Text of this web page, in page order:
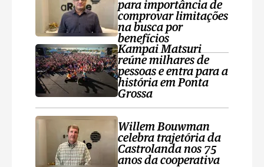
para importância de
comprovar limitações
na busca por
benefícios
Kampai Matsuri
reúne milhares de
pessoas e entra para a
história em Ponta
Grossa
Willem Bouwman
celebra trajetória da
Castrolanda nos 75
anos da cooperativa